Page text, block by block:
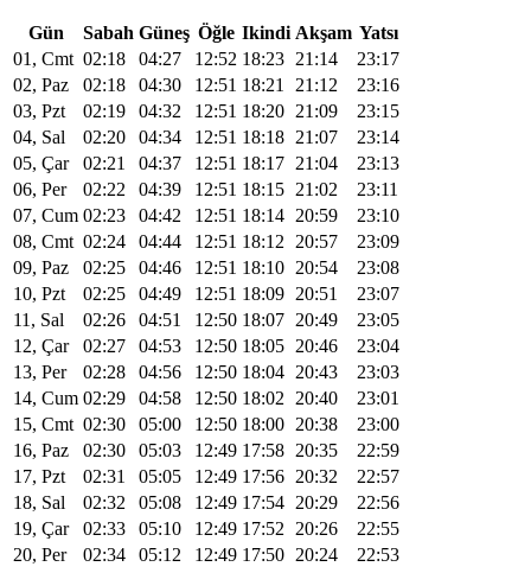
Gün Sabah Güneş Öğle Ikindi Akşam Yatsı
01, Cmt 02:18 04:27 12:52 18:23 21:14
23:17
02, Paz
02:18 04:30 12:51 18:21 21:12
23:16
03, Pzt
02:19 04:32 12:51 18:20 21:09
23:15
04, Sal
02:20 04:34 12:51 18:18 21:07
23:14
05, Çar
02:21 04:37 12:51 18:17 21:04
23:13
06, Per
02:22 04:39 12:51 18:15 21:02
23:11
07, Cum 02:23 04:42 12:51 18:14 20:59
23:10
08, Cmt 02:24 04:44 12:51 18:12 20:57
23:09
09, Paz
02:25 04:46 12:51 18:10 20:54
23:08
10, Pzt
02:25 04:49 12:51 18:09 20:51
23:07
11, Sal
02:26 04:51 12:50 18:07 20:49
23:05
12, Çar
02:27 04:53 12:50 18:05 20:46
23:04
13, Per
02:28 04:56 12:50 18:04 20:43
23:03
14, Cum 02:29 04:58 12:50 18:02 20:40
23:01
15, Cmt 02:30 05:00 12:50 18:00 20:38
23:00
16, Paz
02:30 05:03 12:49 17:58 20:35
22:59
17, Pzt
02:31 05:05 12:49 17:56 20:32
22:57
18, Sal
02:32 05:08 12:49 17:54 20:29
22:56
19, Çar
02:33 05:10 12:49 17:52 20:26
22:55
20, Per
02:34 05:12 12:49 17:50 20:24
22:53